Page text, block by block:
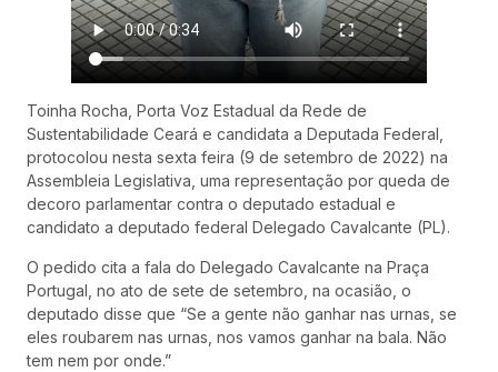
Toinha Rocha, Porta Voz Estadual da Rede de
Sustentabilidade Ceará e candidata a Deputada Federal,
protocolou nesta sexta feira (9 de setembro de 2022) na
Assembleia Legislativa, uma representação por queda de
decoro parlamentar contra o deputado estadual e
candidato a deputado federal Delegado Cavalcante (PL).
O pedido cita a fala do Delegado Cavalcante na Praça
Portugal, no ato de sete de setembro, na ocasião, o
deputado disse que “Se a gente não ganhar nas urnas, se
eles roubarem nas urnas, nos vamos ganhar na bala. Não
tem nem por onde.”